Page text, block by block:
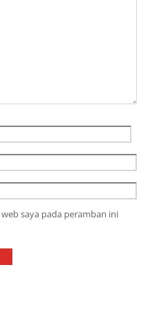
saya pada peramban ini